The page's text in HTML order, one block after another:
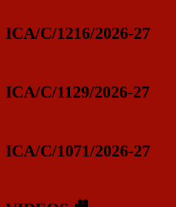
ICA/C/1216/2026-27
ICA/C/1129/2026-27
ICA/C/1071/2026-27